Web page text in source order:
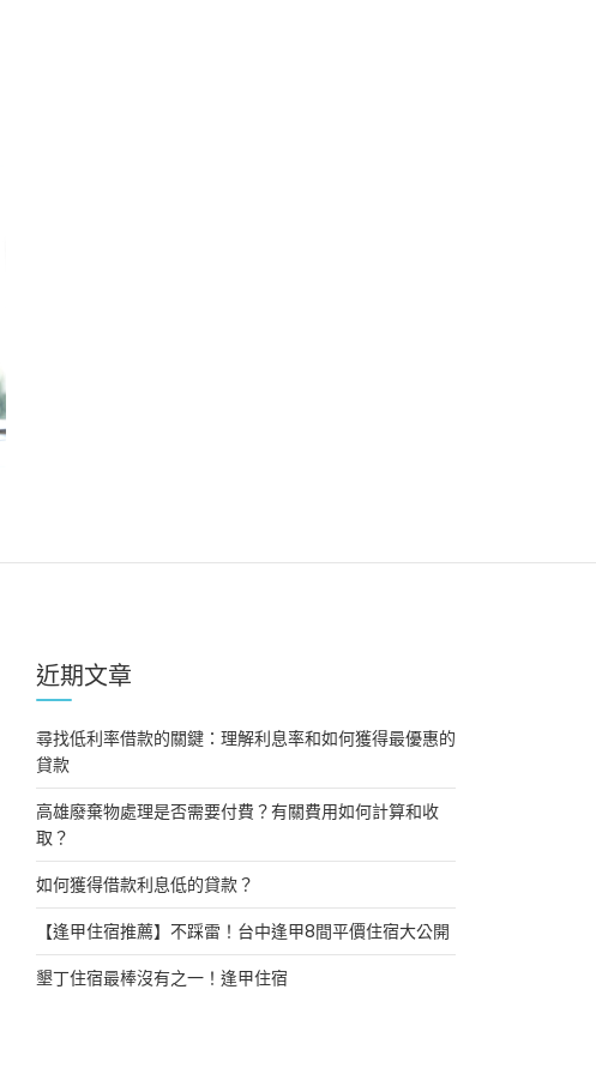
近期文章
尋找低利率借款的關鍵：理解利息率和如何獲得最優惠的
貸款
高雄廢棄物處理是否需要付費？有關費用如何計算和收
取？
如何獲得借款利息低的貸款？
【逢甲住宿推薦】不踩雷！台中逢甲8間平價住宿大公開
墾丁住宿最棒沒有之一！逢甲住宿